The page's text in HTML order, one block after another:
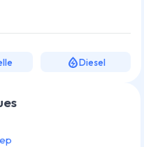
Diesel